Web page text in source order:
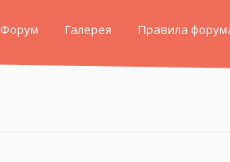
Форум Галерея Правила